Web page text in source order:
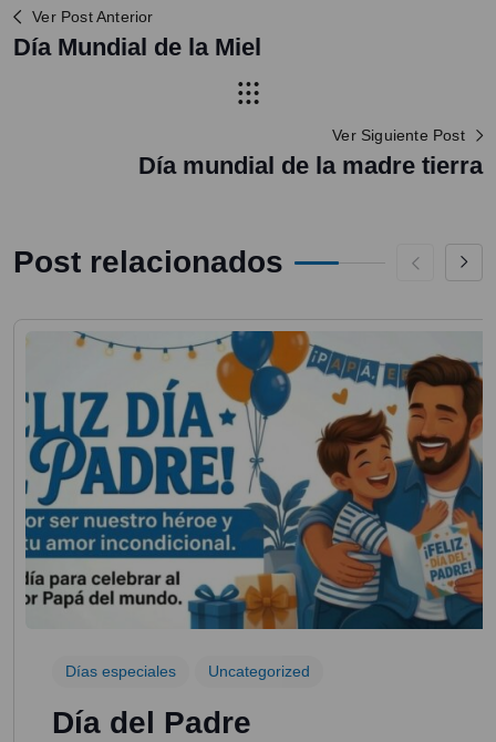
Ver Post Anterior
Día Mundial de la Miel
Ver Siguiente Post
Día mundial de la madre tierra
Post relacionados
Días especiales Uncategorized
Día del Padre